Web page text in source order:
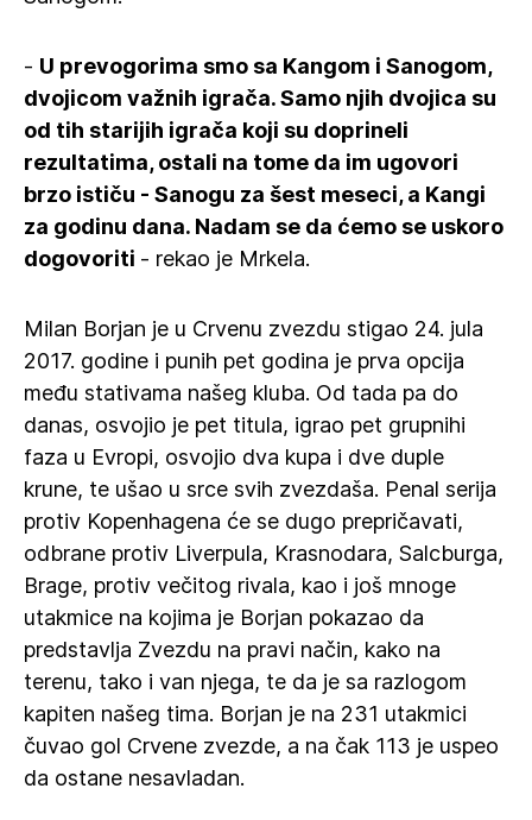
- U prevogorima smo sa Kangom i Sanogom,
dvojicom važnih igrača. Samo njih dvojica su
od tih starijih igrača koji su doprineli
rezultatima, ostali na tome da im ugovori
brzo ističu - Sanogu za šest meseci, a Kangi
za godinu dana. Nadam se da ćemo se uskoro
dogovoriti - rekao je Mrkela.
Milan Borjan je u Crvenu zvezdu stigao 24. jula
2017. godine i punih pet godina je prva opcija
među stativama našeg kluba. Od tada pa do
danas, osvojio je pet titula, igrao pet grupnihi
faza u Evropi, osvojio dva kupa i dve duple
krune, te ušao u srce svih zvezdaša. Penal serija
protiv Kopenhagena će se dugo prepričavati,
odbrane protiv Liverpula, Krasnodara, Salcburga,
Brage, protiv večitog rivala, kao i još mnoge
utakmice na kojima je Borjan pokazao da
predstavlja Zvezdu na pravi način, kako na
terenu, tako i van njega, te da je sa razlogom
kapiten našeg tima. Borjan je na 231 utakmici
čuvao gol Crvene zvezde, a na čak 113 je uspeo
da ostane nesavladan.